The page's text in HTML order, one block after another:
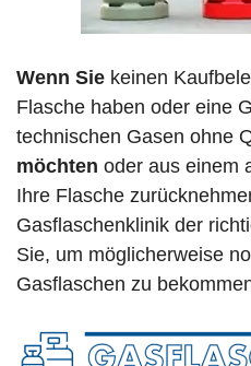
Wenn Sie keinen
Flasche haben oder eine
technischen Gasen ohne
möchten oder aus einem
Ihre Flasche
Gasflaschenklinik der
Sie, um möglicherweise
Gasflaschen zu